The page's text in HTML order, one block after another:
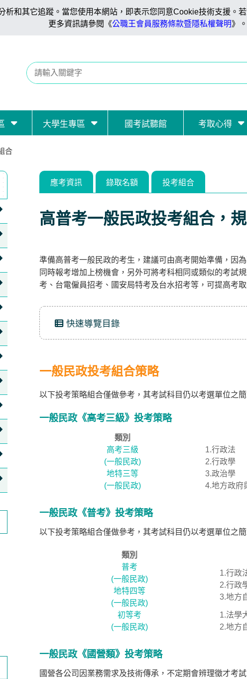
析和其它追蹤。當您使用本網站，即表示您同意Cookie技術支援。
更多資訊請參閱《公職王會員服務條款暨隱私權聲明》。
大學生專區 國考試聽館 考取心得
合
應考資訊 錄取名額 投考組合
高普考一般民政投考組合，
準備高普考一般民政的考生，建議可由高考開始準備，因
同時報考增加上榜機會，另外可將考科相同或類似的考試
考、台電僱員招考、國安局特考及台水招考等，可提高考取
快速導覽目錄
一般民政投考組合策略
以下投考策略組合僅做參考，其考試科目仍以考選單位之簡
一般民政《高考三級》投考策略
類別
高考三級
(一般民政)
1.行政法
2.行政學
3.政治學
4.地方政府
地特三等
(一般民政)
一般民政《普考》投考策略
以下投考策略組合僅做參考，其考試科目仍以考選單位之簡
類別
普考
(一般民政)
1.行政
2.行政
3.地方
地特四等
(一般民政)
初等考
(一般民政)
1.法學
2.地方
一般民政《國營類》投考策略
國營各公司因業務需求及技術傳承，不定期會辨理徵才考